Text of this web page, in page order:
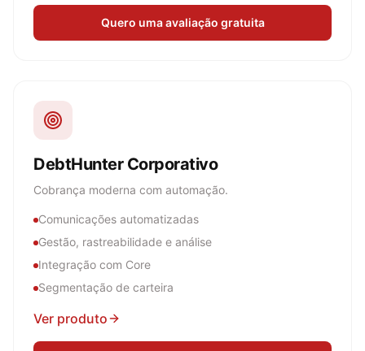
Quero uma avaliação gratuita
DebtHunter Corporativo
Cobrança moderna com automação.
Comunicações automatizadas
Gestão, rastreabilidade e análise
Integração com Core
Segmentação de carteira
Ver produto